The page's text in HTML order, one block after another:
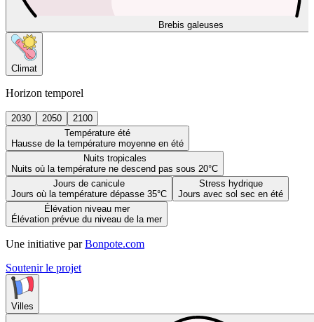
Brebis galeuses
Climat
Horizon temporel
2030 2050
2100
Température été
Hausse de la température moyenne en été
Nuits tropicales
Nuits où la température ne descend pas sous 20°C
Jours de canicule
Jours où la température dépasse 35°C
Stress hydrique
Jours avec sol sec en été
Élévation niveau mer
Élévation prévue du niveau de la mer
Une initiative par Bonpote.com
Soutenir le projet
Villes